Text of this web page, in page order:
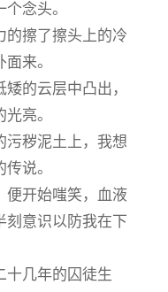
念头。
的擦了擦头上的冷
来。
的云层中凸出，
亮。
污秽泥土上，我想
说。
便开始嗤笑，血液
刻意识以防我在下
十几年的囚徒生